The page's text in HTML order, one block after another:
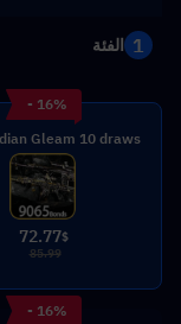
1 الفئة
- 16%
Gleam 10 draws
$
72.77
85.99
- 16%